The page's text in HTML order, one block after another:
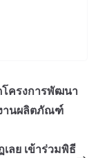
โครงการพัฒนา
านผลิตภัณฑ์
ลย เข้าร่วมพิธี